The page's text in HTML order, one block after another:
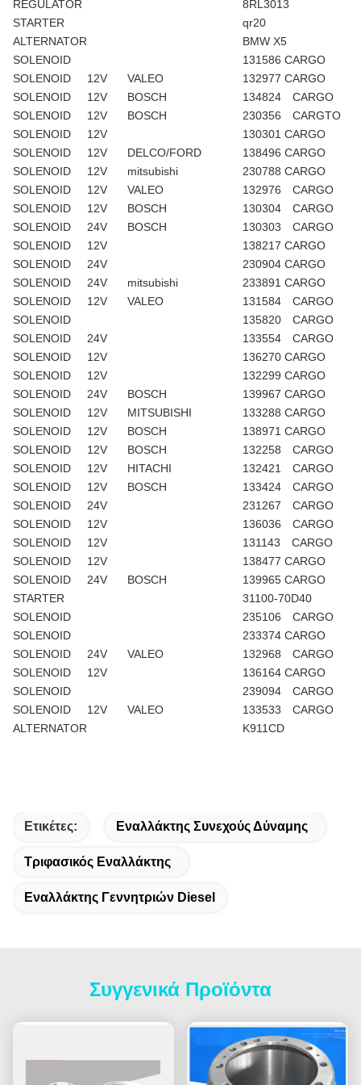
REGULATOR
8RL3013
STARTER
qr20
ALTERNATOR
BMW X5
SOLENOID
131586 CARGO
SOLENOID
12V VALEO
132977 CARGO
SOLENOID
12V BOSCH
134824 CARGO
SOLENOID
12V BOSCH
230356 CARGTO
SOLENOID
12V
130301 CARGO
SOLENOID
12V DELCO/FORD
138496 CARGO
SOLENOID
12V mitsubishi
230788 CARGO
SOLENOID
12V VALEO
132976 CARGO
SOLENOID
12V BOSCH
130304 CARGO
SOLENOID
24V BOSCH
130303 CARGO
SOLENOID
12V
138217 CARGO
SOLENOID
24V
230904 CARGO
SOLENOID
24V mitsubishi
233891 CARGO
SOLENOID
12V VALEO
131584 CARGO
SOLENOID
135820 CARGO
SOLENOID
24V
133554 CARGO
SOLENOID
12V
136270 CARGO
SOLENOID
12V
132299 CARGO
SOLENOID
24V BOSCH
139967 CARGO
SOLENOID
12V MITSUBISHI
133288 CARGO
SOLENOID
12V BOSCH
138971 CARGO
SOLENOID
12V BOSCH
132258 CARGO
SOLENOID
12V HITACHI
132421 CARGO
SOLENOID
12V BOSCH
133424 CARGO
SOLENOID
24V
231267 CARGO
SOLENOID
12V
136036 CARGO
SOLENOID
12V
131143 CARGO
SOLENOID
12V
138477 CARGO
SOLENOID
24V BOSCH
139965 CARGO
STARTER
31100-70D40
SOLENOID
235106 CARGO
SOLENOID
233374 CARGO
SOLENOID
24V VALEO
132968 CARGO
SOLENOID
12V
136164 CARGO
SOLENOID
239094 CARGO
SOLENOID
12V VALEO
133533 CARGO
ALTERNATOR
K911CD
Ετικέτες: Εναλλάκτης Συνεχούς Δύναμης
Τριφασικός Εναλλάκτης
Εναλλάκτης Γεννητριών Diesel
Συγγενικά Προϊόντα